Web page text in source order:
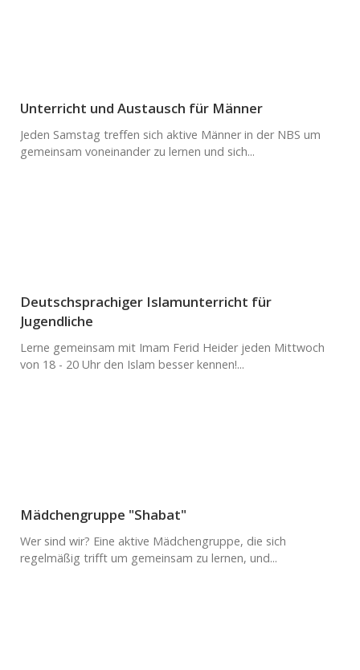
Unterricht und Austausch für Männer
Jeden Samstag treffen sich aktive Männer in der NBS um
gemeinsam voneinander zu lernen und sich...
Deutschsprachiger Islamunterricht für
Jugendliche
Lerne gemeinsam mit Imam Ferid Heider jeden Mittwoch
von 18 - 20 Uhr den Islam besser kennen!...
Mädchengruppe "Shabat"
Wer sind wir? Eine aktive Mädchengruppe, die sich
regelmäßig trifft um gemeinsam zu lernen, und...